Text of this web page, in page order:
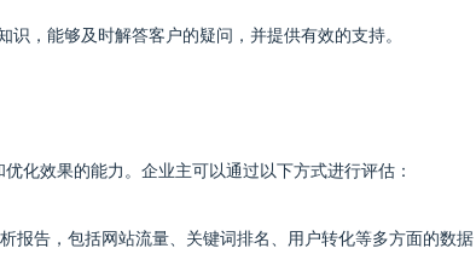
，能够及时解答客户的疑问，并提供有效的支持。
化效果的能力。企业主可以通过以下方式进行评估：
报告，包括网站流量、关键词排名、用户转化等多方面的数